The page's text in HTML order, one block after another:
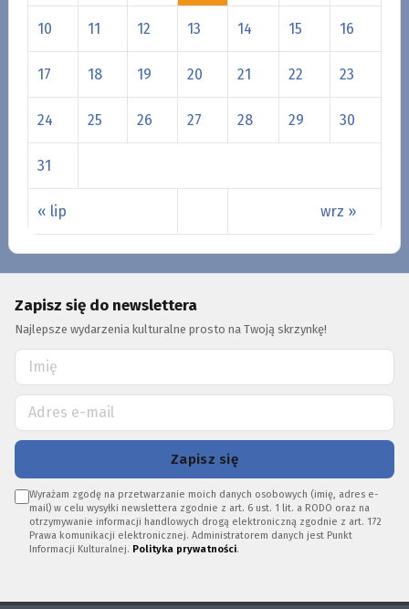
« lip wrz »
10 11 12 13 14 15 16
17 18 19 20 21 22 23
24 25 26 27 28 29 30
31
Zapisz się do newslettera
Najlepsze wydarzenia kulturalne prosto na Twoją skrzynkę!
Zapisz się
Wyrażam zgodę na przetwarzanie moich danych osobowych (imię, adres e-
mail) w celu wysyłki newslettera zgodnie z art. 6 ust. 1 lit. a RODO oraz na
otrzymywanie informacji handlowych drogą elektroniczną zgodnie z art. 172
Prawa komunikacji elektronicznej. Administratorem danych jest Punkt
Informacji Kulturalnej. Polityka prywatności.